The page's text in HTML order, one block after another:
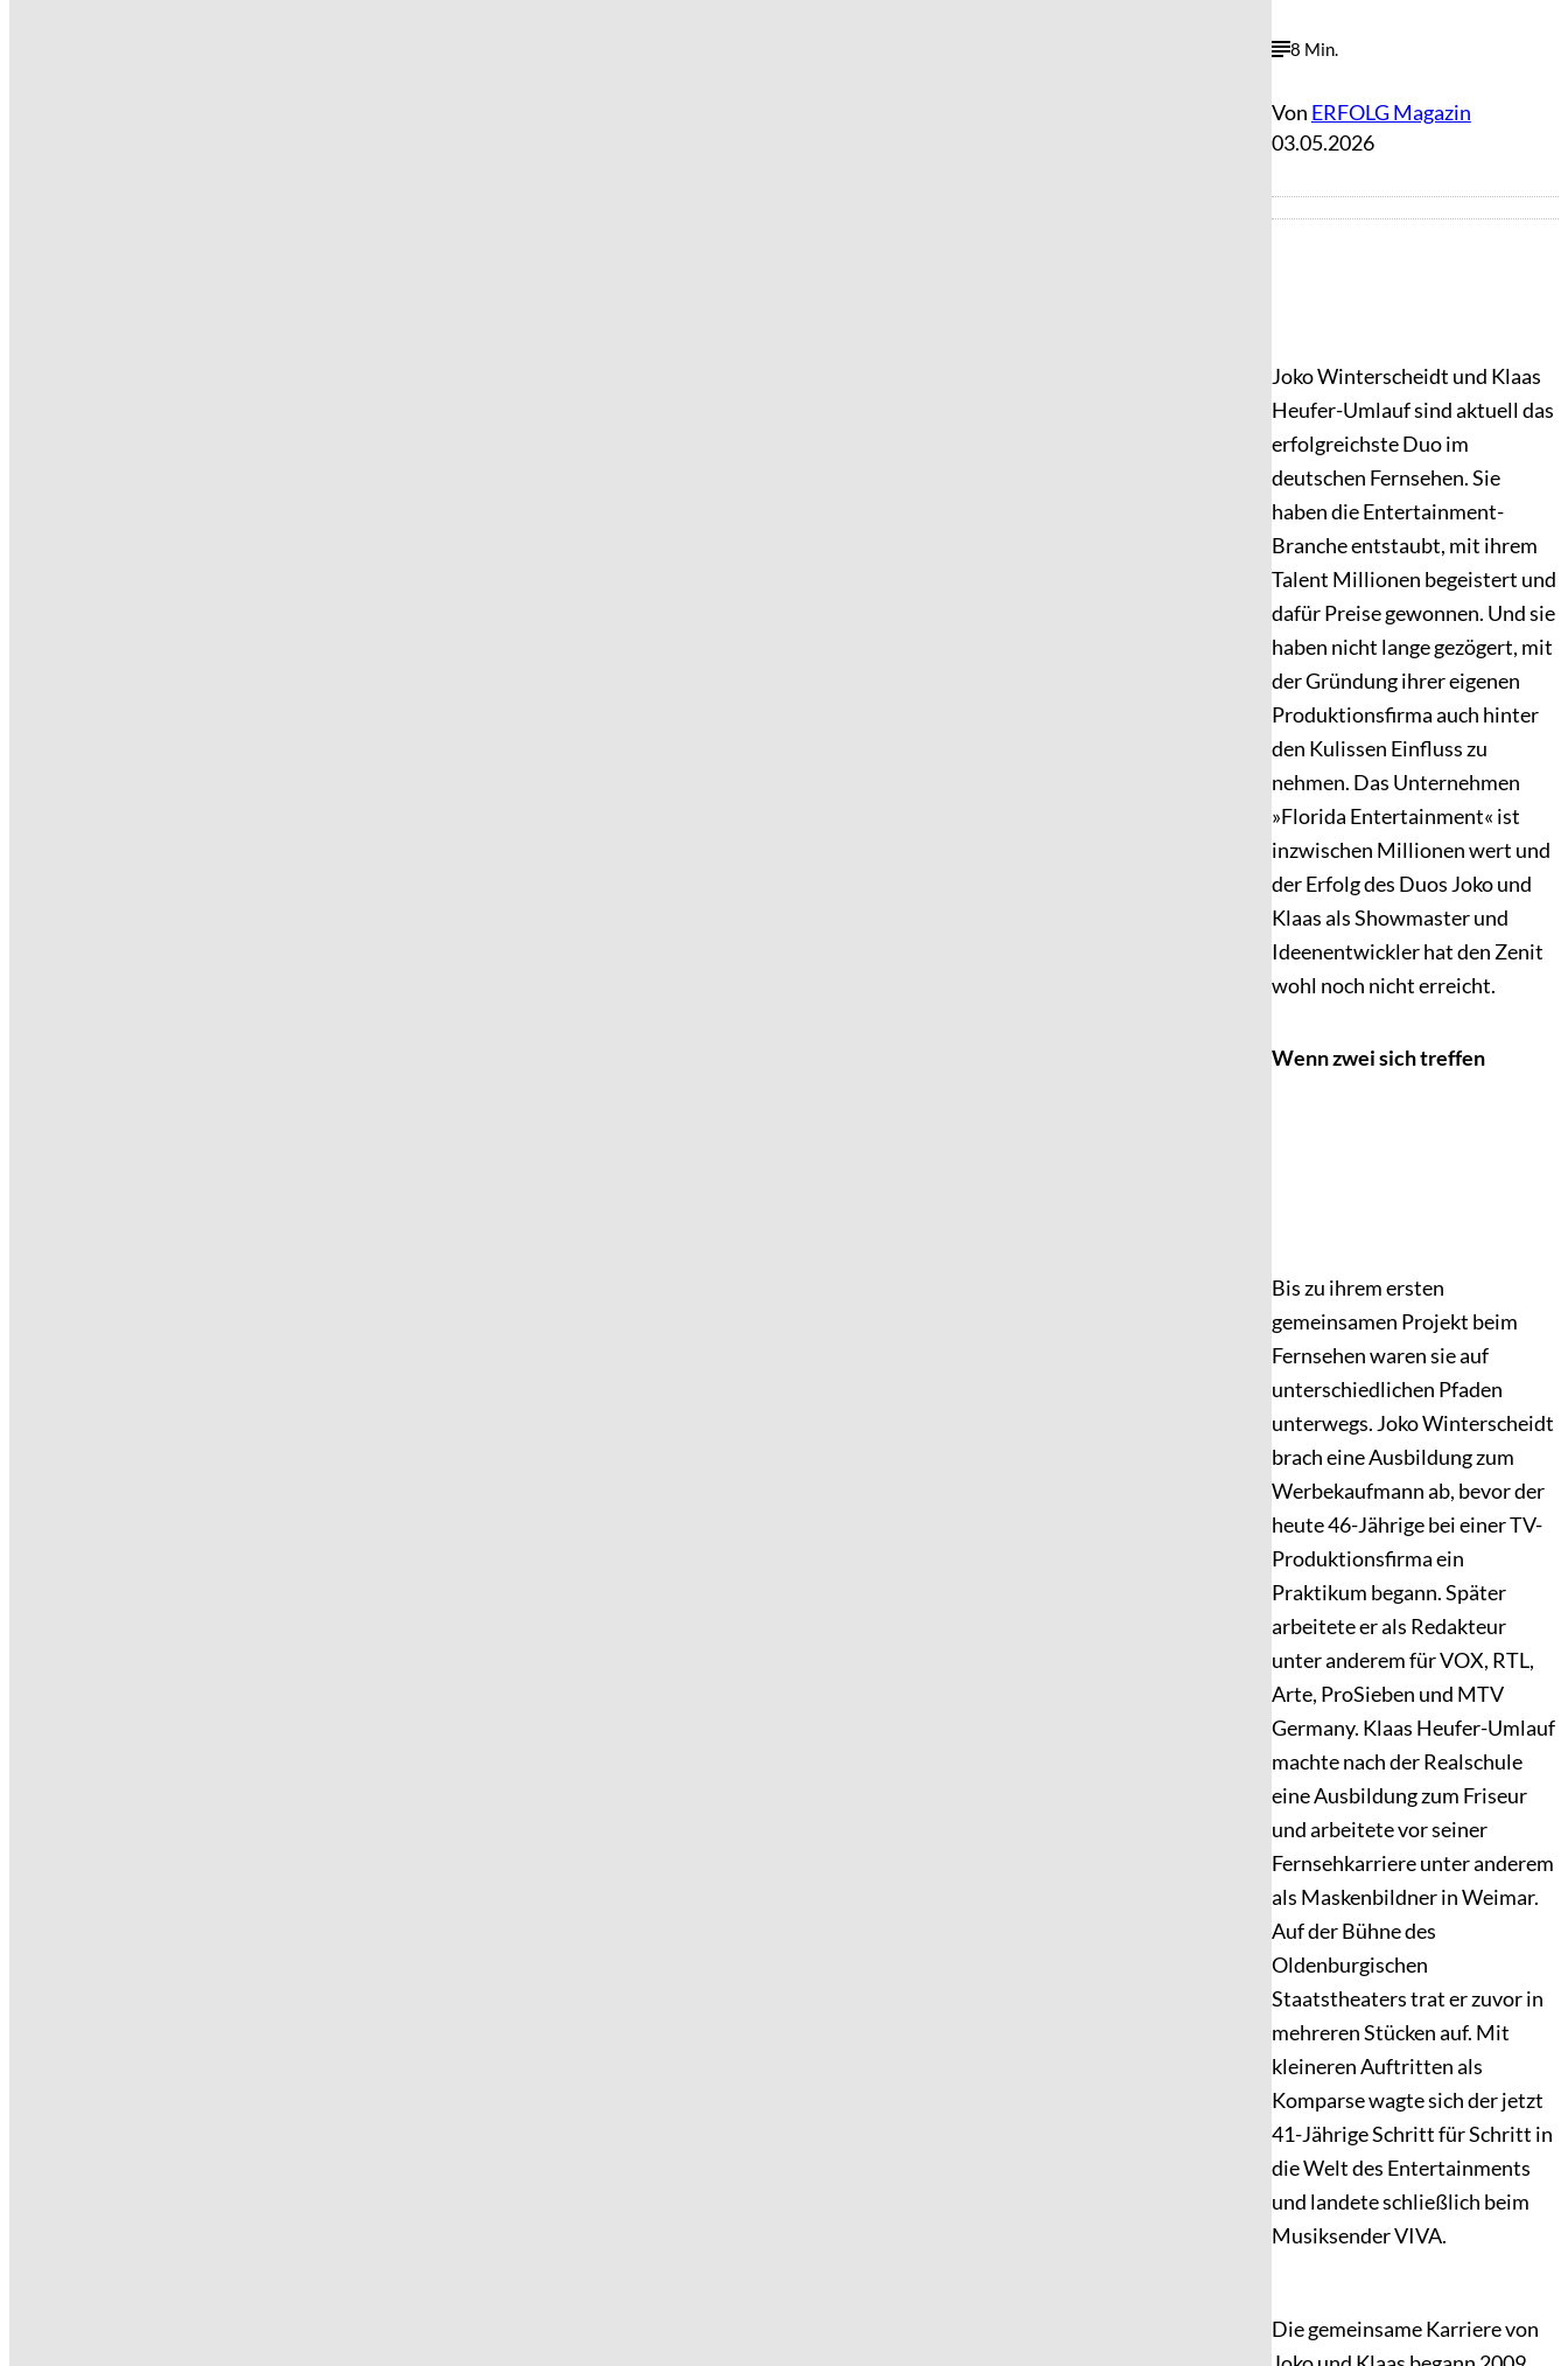
8 Min.
Von ERFOLG Magazin
03.05.2026
Joko Winterscheidt und Klaas
Heufer-Umlauf sind aktuell das
erfolgreichste Duo im
deutschen Fernsehen. Sie
haben die Entertainment-
Branche entstaubt, mit ihrem
Talent Millionen begeistert und
dafür Preise gewonnen. Und sie
haben nicht lange gezögert, mit
der Gründung ihrer eigenen
Produktionsfirma auch hinter
den Kulissen Einfluss zu
nehmen. Das Unternehmen
»Florida Entertainment« ist
inzwischen Millionen wert und
der Erfolg des Duos Joko und
Klaas als Showmaster und
Ideenentwickler hat den Zenit
wohl noch nicht erreicht.
Wenn zwei sich treffen
Bis zu ihrem ersten
gemeinsamen Projekt beim
Fernsehen waren sie auf
unterschiedlichen Pfaden
unterwegs. Joko Winterscheidt
brach eine Ausbildung zum
Werbekaufmann ab, bevor der
heute 46-Jährige bei einer TV-
Produktionsfirma ein
Praktikum begann. Später
arbeitete er als Redakteur
unter anderem für VOX, RTL,
Arte, ProSieben und MTV
Germany. Klaas Heufer-Umlauf
machte nach der Realschule
eine Ausbildung zum Friseur
und arbeitete vor seiner
Fernsehkarriere unter anderem
als Maskenbildner in Weimar.
Auf der Bühne des
Oldenburgischen
Staatstheaters trat er zuvor in
mehreren Stücken auf. Mit
kleineren Auftritten als
Komparse wagte sich der jetzt
41-Jährige Schritt für Schritt in
die Welt des Entertainments
und landete schließlich beim
Musiksender VIVA.
Die gemeinsame Karriere von